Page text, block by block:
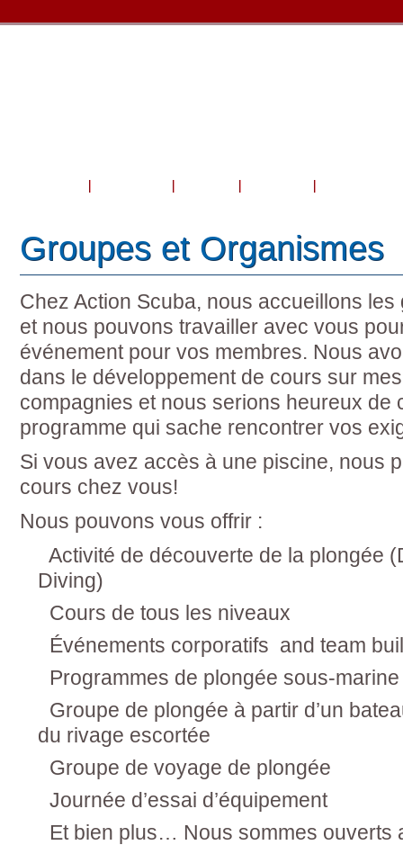
Groupes et Organismes
Chez Action Scuba, nous accueillons
et nous pouvons travailler avec vous
événement pour vos membres. Nous
dans le développement de cours sur
compagnies et nous serions heureux de
programme qui sache rencontrer vos
Si vous avez accès à une piscine, nous
cours chez vous!
Nous pouvons vous offrir :
Activité de découverte de la plongée
Diving)
Cours de tous les niveaux
Événements corporatifs and team
Programmes de plongée sous-
Groupe de plongée à partir d’un
du rivage escortée
Groupe de voyage de plongée
Journée d’essai d’équipement
Et bien plus… Nous sommes ouverts